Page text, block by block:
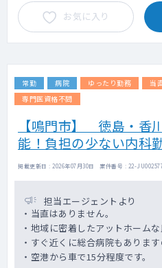
お気に入り
常勤 病院 ゆったり勤務 当
専門医資格不問
【鳴門市】 徳島・香
能！負担の少ない内科
掲載更新日 : 2026年07月30日 案件番号 : 22-
担当エージェントより
・当直はありません。
・地域に密着したアットホームな
・すぐ近くに総合病院もあります
・空港から車で15分程度です。